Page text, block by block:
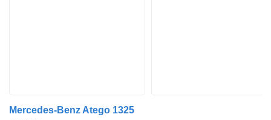
Mercedes-Benz Atego 1325